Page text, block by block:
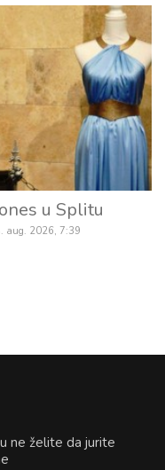
u Splitu
aug. 2026, 7:39
ne želite da jurite